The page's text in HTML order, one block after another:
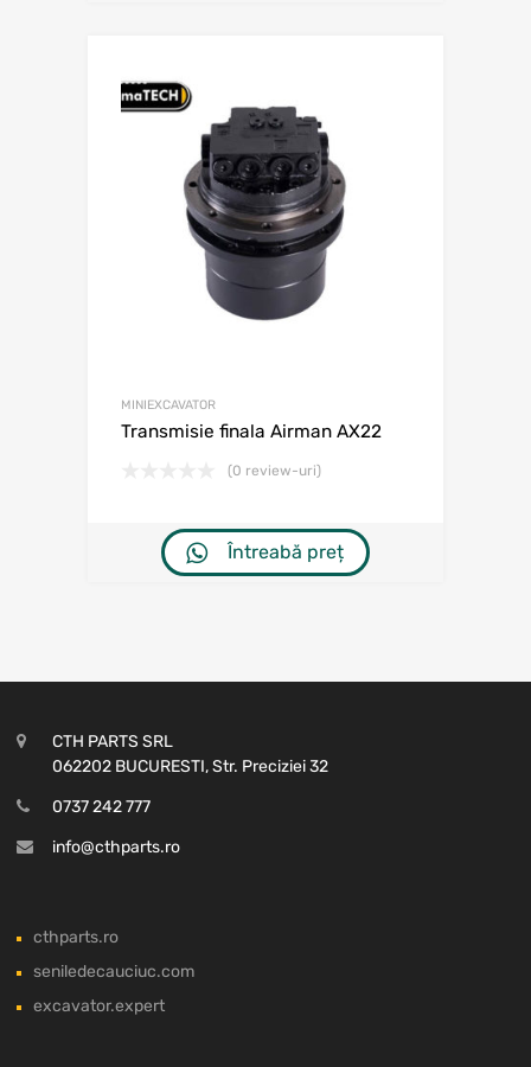
MINIEXCAVATOR
Transmisie finala Airman AX22
(0 review-uri)
Întreabă preț
CTH PARTS SRL
062202 BUCURESTI, Str. Preciziei 32
0737 242 777
info@cthparts.ro
cthparts.ro
seniledecauciuc.com
excavator.expert